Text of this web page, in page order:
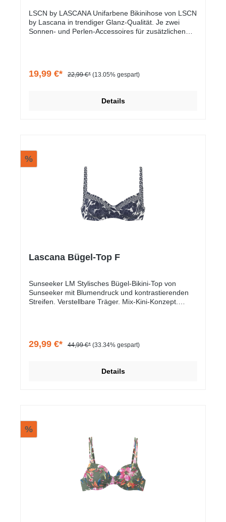
LSCN by LASCANA Unifarbene Bikinihose von LSCN
by Lascana in trendiger Glanz-Qualität. Je zwei
Sonnen- und Perlen-Accessoires für zusätzlichen
19,99 €* 22,99 €* (13.05% gespart)
Details
%
Lascana Bügel-Top F
Sunseeker LM Stylisches Bügel-Bikini-Top von
Sunseeker mit Blumendruck und kontrastierenden
Streifen. Verstellbare Träger. Mix-Kini-Konzept.
29,99 €* 44,99 €* (33.34% gespart)
Details
%